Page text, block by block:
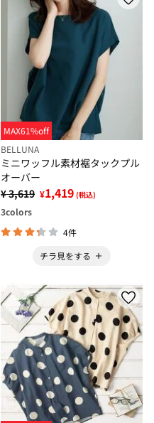
MAX61%off
BELLUNA
ミニワッフル素材裾タックプル
オーバー
¥ 3,619 ¥1,419 (税込)
3colors
4件
チラ見をする